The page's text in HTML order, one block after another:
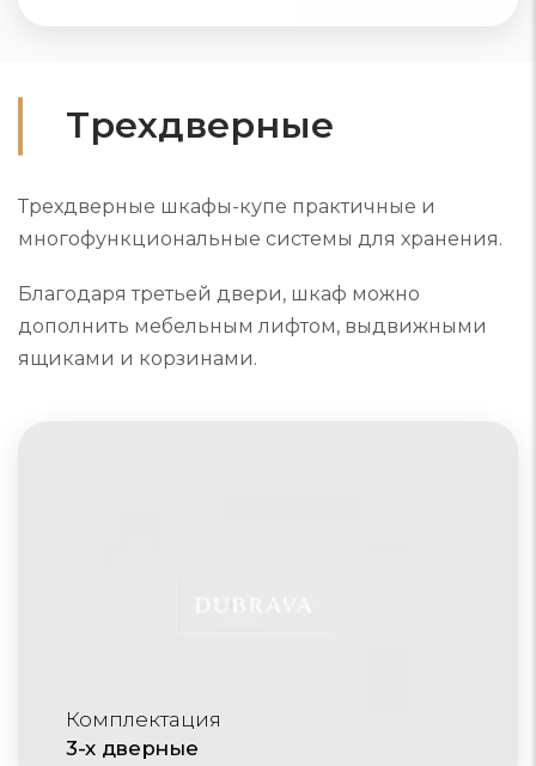
Комплектация
3-х дверные
Трехдверные
Трехдверные шкафы-купе практичные и
многофункциональные системы для хранения.
Благодаря третьей двери, шкаф можно
дополнить мебельным лифтом, выдвижными
ящиками и корзинами.